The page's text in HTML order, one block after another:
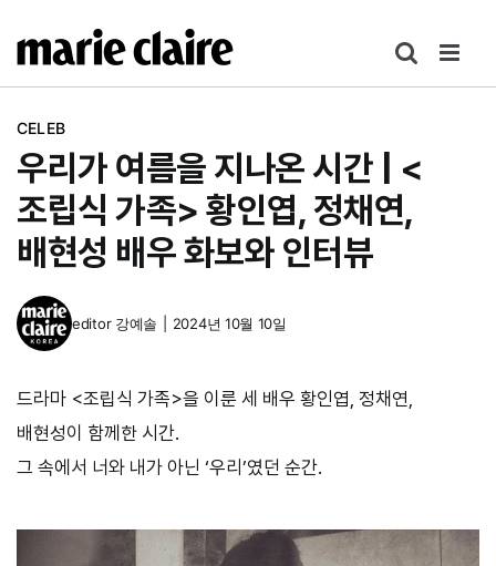
텐
건CELEB
우리가 여름을 지나온 시간 | <
조립식 가족> 황인엽, 정채연,
배현성 배우 화보와 인터뷰
editor 강예솔 2024년 10월 10일
드라마 <조립식 가족>을 이룬 세 배우 황인엽, 정채연,
배현성이 함께한 시간.
그 속에서 너와 내가 아닌 ‘우리’였던 순간.